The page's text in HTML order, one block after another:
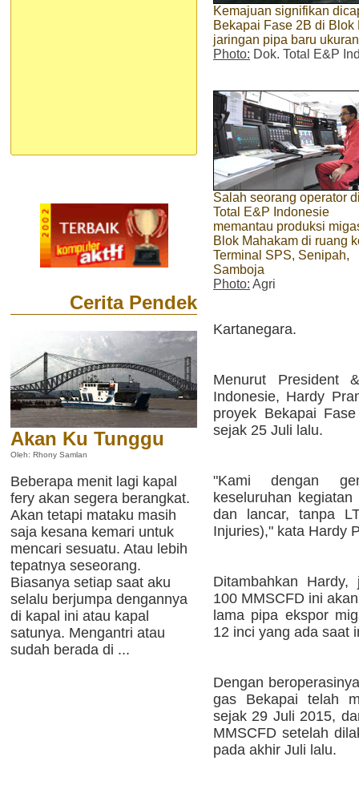
Cerita Pendek
Akan Ku Tunggu
Oleh: Rhony Samlan
Beberapa menit lagi kapal
fery akan segera berangkat.
Akan tetapi mataku masih
saja kesana kemari untuk
mencari sesuatu. Atau lebih
tepatnya seseorang.
Biasanya setiap saat aku
selalu berjumpa dengannya
di kapal ini atau kapal
satunya. Mengantri atau
sudah berada di ...
Kemajuan signifikan
Bekapai Fase 2B di
jaringan pipa baru
Photo: Dok. Total E&P
Salah seorang operator
Total E&P Indonesie
memantau produksi
Blok Mahakam di ruang
Terminal SPS, Senipah,
Samboja
Photo: Agri
Kartanegara.
Menurut President
Indonesie, Hardy
proyek Bekapai
sejak 25 Juli lalu.
"Kami dengan
keseluruhan
dan lancar, tanpa
Injuries)," kata Hardy
Ditambahkan
100 MMSCFD ini
lama pipa ekspor
12 inci yang ada saat
Dengan
gas Bekapai telah
sejak 29 Juli 2015,
MMSCFD setelah
pada akhir Juli lalu.